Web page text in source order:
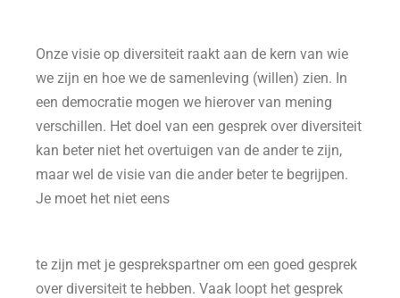
Onze visie op diversiteit raakt aan de kern van wie
we zijn en hoe we de samenleving (willen) zien. In
een democratie mogen we hierover van mening
verschillen. Het doel van een gesprek over diversiteit
kan beter niet het overtuigen van de ander te zijn,
maar wel de visie van die ander beter te begrijpen.
Je moet het niet eens
te zijn met je gesprekspartner om een goed gesprek
over diversiteit te hebben. Vaak loopt het gesprek